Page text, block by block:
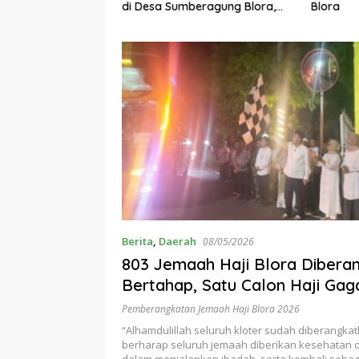
di Desa Sumberagung Blora,
Blora
Berita, Daerah 08/05/2026
803 Jemaah Haji Blora
Bertahap, Satu Calon Haji
Berangkat karena Gangguan
Pemberangkatan Jemaah Haji Blora 2026
“Alhamdulillah seluruh kloter sudah
berharap seluruh jemaah diberikan kesehatan